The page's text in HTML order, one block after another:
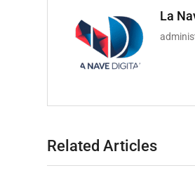
La
Related Articles